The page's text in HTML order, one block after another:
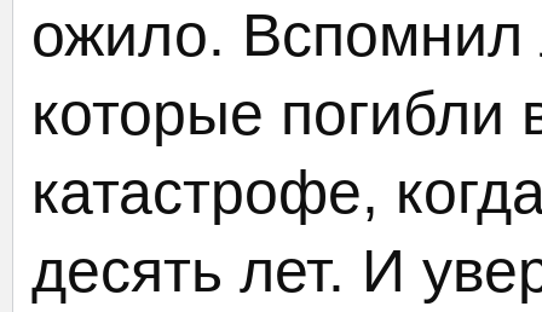
ожило. Вспомнил
которые погибли
катастрофе,
десять лет. И